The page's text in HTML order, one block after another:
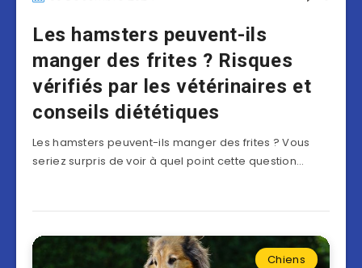
Les hamsters peuvent-ils
manger des frites ? Risques
vérifiés par les vétérinaires et
conseils diététiques
Les hamsters peuvent-ils manger des frites ? Vous
seriez surpris de voir à quel point cette question…
Chiens